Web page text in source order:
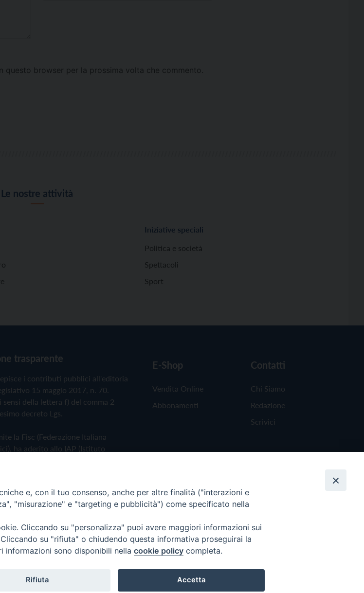
questo browser per la prossima volta che commento.
Le nostre attività
Iniziative speciali
Politica e società
Spettacoli
Sport
trasparente
i contributi pubblici all'editoria
15 maggio 2017, n. 70.
sensi della lettera f) del comma 2
decreto Lgs.
la Fisc (Federazione Italiana
ha aderito allo IAP (Istituto
Cookie Policy
E-Shop
Vendita Online
Abbonamenti
Contatti
Chi Siamo
Redazione
Scrivici
e, con il tuo consenso, anche per altre finalità ("interazioni e
"misurazione" e "targeting e pubblicità") come specificato nella
Cliccando su "personalizza" puoi avere maggiori informazioni sui
su "rifiuta" o chiudendo questa informativa proseguirai la
informazioni sono disponibili nella cookie policy completa.
Rifiuta Accetta